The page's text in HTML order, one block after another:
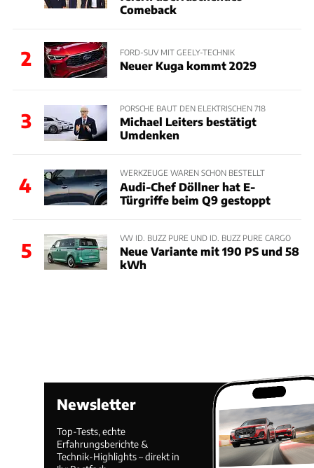
Comeback
2 FORD-SUV MIT GEELY-TECHNIK
Neuer Kuga kommt 2029
3
PORSCHE BAUT DEN ELEKTRISCHEN 718
Michael Leiters bestätigt
Umdenken
4
WERKZEUGE WAREN SCHON BESTELLT
Audi-Chef Döllner hat E-
Türgriffe beim Q9 gestoppt
5
VW ID. BUZZ PURE UND ID. BUZZ PURE CARGO
Neue Variante mit 190 PS und 58
kWh
Newsletter
Top-Tests, echte
Erfahrungsberichte &
Technik-Highlights – direkt in